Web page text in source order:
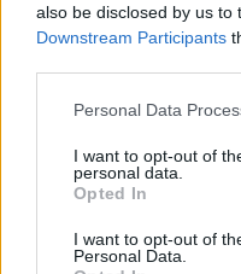
also be disclosed by us to
Downstream Participants
Personal Data
I want to opt-out of
personal data.
Opted In
I want to opt-out of
Personal Data.
НА